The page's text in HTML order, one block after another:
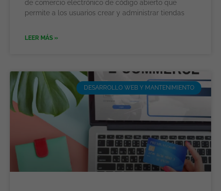
de comercio electrónico de código abierto que
permite a los usuarios crear y administrar tiendas
LEER MÁS »
DESARROLLO WEB Y MANTENIMIENTO